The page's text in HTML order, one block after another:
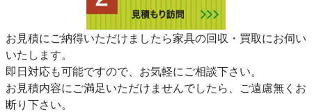
お見積にご納得いただけましたら家具の回収・買取にお伺い
いたします。
即日対応も可能ですので、お気軽にご相談下さい。
お見積内容にご満足いただけませんでしたら、ご遠慮無くお
断り下さい。